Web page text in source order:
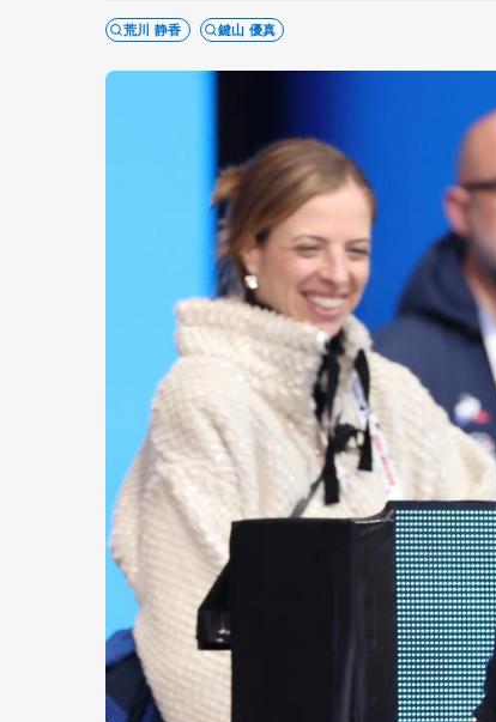
荒川 静香 鍵山 優真